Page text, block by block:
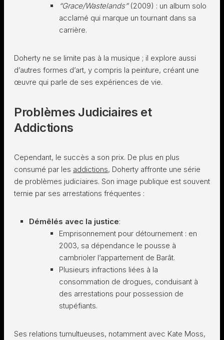
“Grace/Wastelands”(2009) : un album solo
acclamé qui marque un tournant dans sa
carrière.
Doherty ne se limite pas à la musique ; il explore aussi
d’autres formes d’art, y compris la peinture, créant une
œuvre qui parle de ses expériences de vie.
Problèmes Judiciaires et
Addictions
Cependant, le succès a son prix. De plus en plus
consumé par les addictions, Doherty affronte une série
de problèmes judiciaires. Son image publique est souvent
ternie par ses arrestations fréquentes :
Démêlés avec la justice:
Emprisonnement pour détournement : en
2003, sa dépendance le pousse à
cambrioler l’appartement de Barât.
Plusieurs infractions liées à la
consommation de drogues, conduisant à
des arrestations pour possession de
stupéfiants.
Ses relations tumultueuses, notamment avec Kate Moss,